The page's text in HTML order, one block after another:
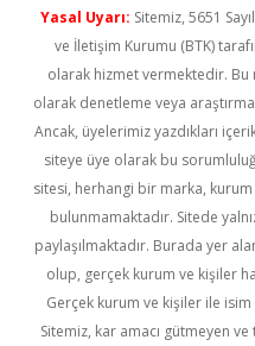
Yasal Uyarı: Sitemiz, 5651
ve İletişim Kurumu (BTK)
olarak hizmet vermektedir.
olarak denetleme veya
Ancak, üyelerimiz yazdıkları
siteye üye olarak bu
sitesi, herhangi bir marka, kurum
bulunmamaktadır. Sitede
paylaşılmaktadır. Burada yer
olup, gerçek kurum ve kişiler
Gerçek kurum ve kişiler ile
Sitemiz, kar amacı gütmeyen